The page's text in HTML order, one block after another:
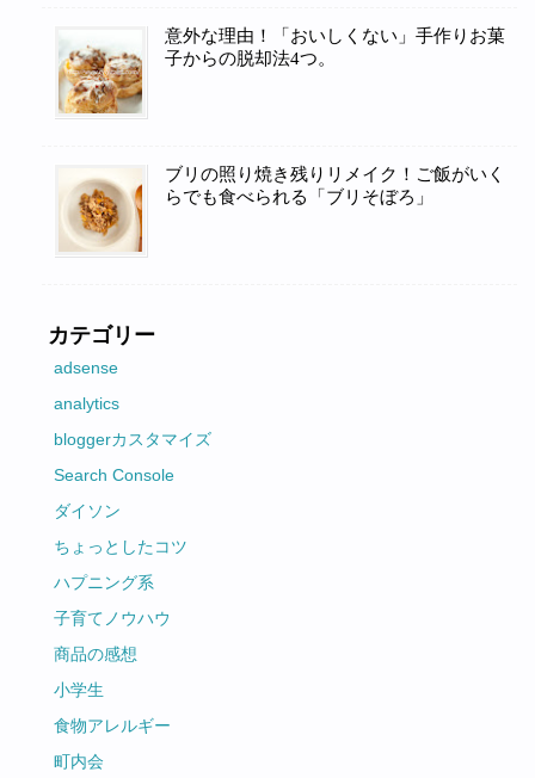
意外な理由！「おいしくない」手作りお菓
子からの脱却法4つ。
ブリの照り焼き残りリメイク！ご飯がいく
らでも食べられる「ブリそぼろ」
カテゴリー
adsense
analytics
bloggerカスタマイズ
Search Console
ダイソン
ちょっとしたコツ
ハプニング系
子育てノウハウ
商品の感想
小学生
食物アレルギー
町内会